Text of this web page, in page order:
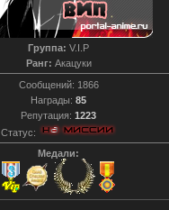
Группа: V.I.P
Ранг: Акацуки
Сообщений: 1866
Награды: 85
Репутация: 1223
Статус:
Медали: